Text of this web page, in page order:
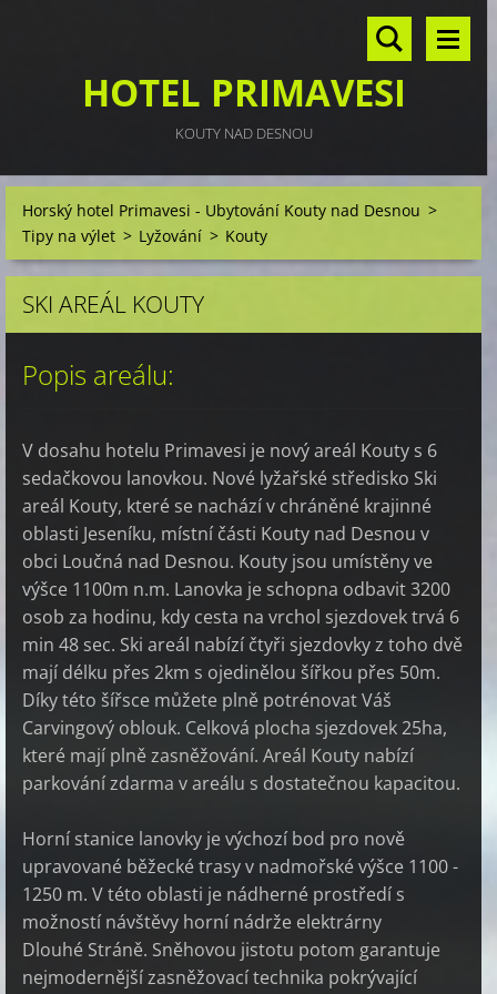
HOTEL PRIMAVESI
KOUTY NAD DESNOU
Horský hotel Primavesi - Ubytování Kouty nad Desnou >
Tipy na výlet > Lyžování > Kouty
SKI AREÁL KOUTY
Popis areálu:
V dosahu hotelu Primavesi je nový areál Kouty s 6
sedačkovou lanovkou. Nové lyžařské středisko Ski
areál Kouty, které se nachází v chráněné krajinné
oblasti Jeseníku, místní části Kouty nad Desnou v
obci Loučná nad Desnou. Kouty jsou umístěny ve
výšce 1100m n.m. Lanovka je schopna odbavit 3200
osob za hodinu, kdy cesta na vrchol sjezdovek trvá 6
min 48 sec. Ski areál nabízí čtyři sjezdovky z toho dvě
mají délku přes 2km s ojedinělou šířkou přes 50m.
Díky této šířsce můžete plně potrénovat Váš
Carvingový oblouk. Celková plocha sjezdovek 25ha,
které mají plně zasněžování. Areál Kouty nabízí
parkování zdarma v areálu s dostatečnou kapacitou.
Horní stanice lanovky je výchozí bod pro nově
upravované běžecké trasy v nadmořské výšce 1100 -
1250 m. V této oblasti je nádherné prostředí s
možností návštěvy horní nádrže elektrárny
Dlouhé Stráně. Sněhovou jistotu potom garantuje
nejmodernější zasněžovací technika pokrývající